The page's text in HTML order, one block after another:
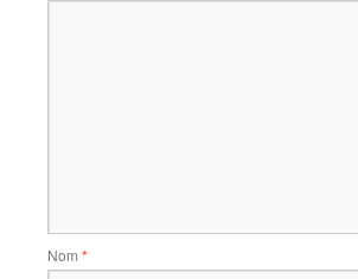
Nom *